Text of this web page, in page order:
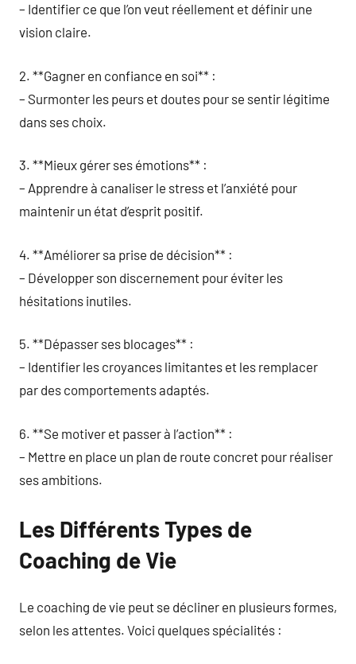
– Identifier ce que l’on veut réellement et définir une
vision claire.
2. **Gagner en confiance en soi** :
– Surmonter les peurs et doutes pour se sentir légitime
dans ses choix.
3. **Mieux gérer ses émotions** :
– Apprendre à canaliser le stress et l’anxiété pour
maintenir un état d’esprit positif.
4. **Améliorer sa prise de décision** :
– Développer son discernement pour éviter les
hésitations inutiles.
5. **Dépasser ses blocages** :
– Identifier les croyances limitantes et les remplacer
par des comportements adaptés.
6. **Se motiver et passer à l’action** :
– Mettre en place un plan de route concret pour réaliser
ses ambitions.
Les Différents Types de
Coaching de Vie
Le coaching de vie peut se décliner en plusieurs formes,
selon les attentes. Voici quelques spécialités :